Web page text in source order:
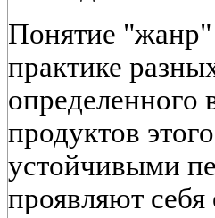
Понятие "жанр"
практике
определенного
продуктов
устойчивыми
проявляют